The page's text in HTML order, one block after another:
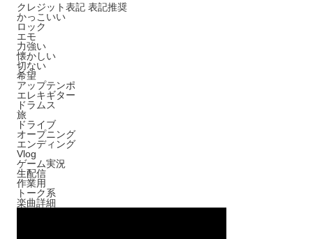
クレジット表記 表記推奨
かっこいい
ロック
エモ
力強い
懐かしい
切ない
希望
アップテンポ
エレキギター
ドラムス
旅
ドライブ
オープニング
エンディング
Vlog
ゲーム実況
生配信
作業用
トーク系
楽曲詳細